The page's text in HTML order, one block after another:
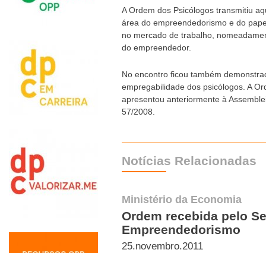
A Ordem dos Psicólogos transmitiu
área do empreendedorismo e do
no mercado de trabalho,
do empreendedor.
No encontro ficou também
empregabilidade dos psicólogos. A
apresentou anteriormente à
57/2008.
Notícias Relacionadas
Ministério da Economia
Ordem recebida pelo
Empreendedorismo
25.novembro.2011